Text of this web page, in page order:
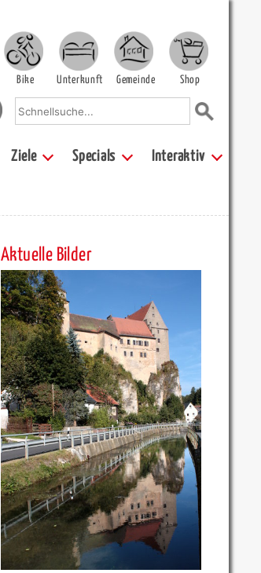
Bike Unterkunft Gemeinde Shop
Ziele Specials Interaktiv
Aktuelle Bilder